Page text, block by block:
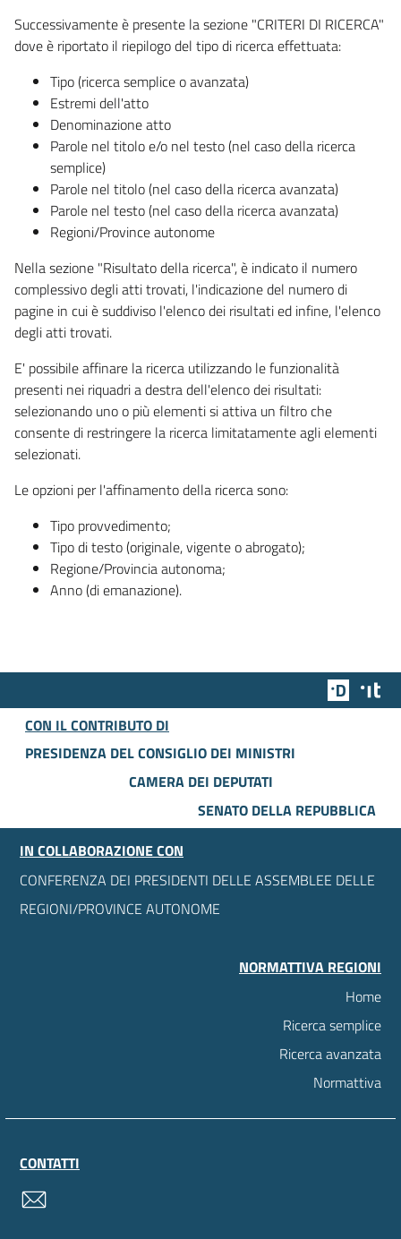
Successivamente è presente la sezione "CRITERI DI RICERCA"
dove è riportato il riepilogo del tipo di ricerca effettuata:
Tipo (ricerca semplice o avanzata)
Estremi dell'atto
Denominazione atto
Parole nel titolo e/o nel testo (nel caso della ricerca
semplice)
Parole nel titolo (nel caso della ricerca avanzata)
Parole nel testo (nel caso della ricerca avanzata)
Regioni/Province autonome
Nella sezione "Risultato della ricerca", è indicato il numero
complessivo degli atti trovati, l'indicazione del numero di
pagine in cui è suddiviso l'elenco dei risultati ed infine, l'elenco
degli atti trovati.
E' possibile affinare la ricerca utilizzando le funzionalità
presenti nei riquadri a destra dell'elenco dei risultati:
selezionando uno o più elementi si attiva un filtro che
consente di restringere la ricerca limitatamente agli elementi
selezionati.
Le opzioni per l'affinamento della ricerca sono:
Tipo provvedimento;
Tipo di testo (originale, vigente o abrogato);
Regione/Provincia autonoma;
Anno (di emanazione).
Team
CON IL CONTRIBUTO DI
PRESIDENZA DEL CONSIGLIO DEI MINISTRI
CAMERA DEI DEPUTATI
SENATO DELLA REPUBBLICA
IN COLLABORAZIONE CON
CONFERENZA DEI PRESIDENTI DELLE ASSEMBLEE DELLE
REGIONI/PROVINCE AUTONOME
NORMATTIVA REGIONI
Home
Ricerca semplice
Ricerca avanzata
Normattiva
CONTATTI